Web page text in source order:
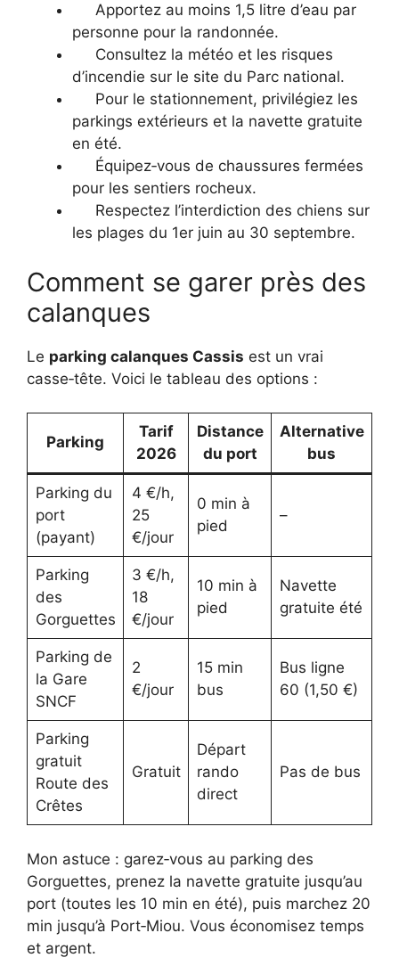
Apportez au moins 1,5 litre d’eau par
personne pour la randonnée.
Consultez la météo et les risques
d’incendie sur le site du Parc national.
Pour le stationnement, privilégiez les
parkings extérieurs et la navette gratuite
en été.
Équipez‑vous de chaussures fermées
pour les sentiers rocheux.
Respectez l’interdiction des chiens sur
les plages du 1er juin au 30 septembre.
Comment se garer près des
calanques
Le parking calanques Cassis est un vrai
casse‑tête. Voici le tableau des options :
Parking
Tarif
2026
Distance
du port
Alternative
bus
Parking du
port
(payant)
4 €/h,
25
€/jour
0 min à
pied
–
Parking
des
Gorguettes
3 €/h,
18
€/jour
10 min à
pied
Navette
gratuite été
Parking de
la Gare
SNCF
2
€/jour
15 min
bus
Bus ligne
60 (1,50 €)
Parking
gratuit
Route des
Crêtes
Gratuit
Départ
rando
direct
Pas de bus
Mon astuce : garez‑vous au parking des
Gorguettes, prenez la navette gratuite jusqu’au
port (toutes les 10 min en été), puis marchez 20
min jusqu’à Port‑Miou. Vous économisez temps
et argent.